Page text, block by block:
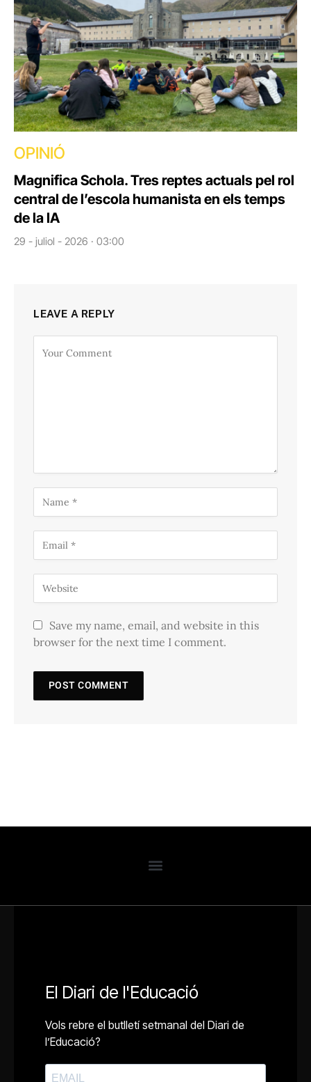
OPINIÓ
Magnifica Schola. Tres reptes actuals pel rol
central de l’escola humanista en els temps
de la IA
29 - juliol - 2026 · 03:00
LEAVE A REPLY
Save my name, email, and website in this
browser for the next time I comment.